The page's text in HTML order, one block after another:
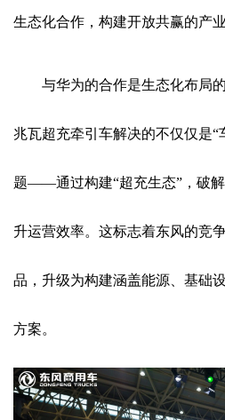
生态化合作，构建开放共赢的产
与华为的合作是生态化布局
兆瓦超充牵引车解决的不仅仅是“
题——通过构建“超充生态”，破
升运营效率。这标志着东风的竞
品，升级为构建涵盖能源、基础
方案。